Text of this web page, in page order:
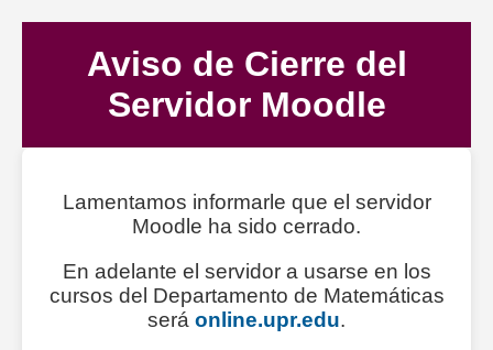
Aviso de Cierre del
Servidor Moodle
Lamentamos informarle que el servidor
Moodle ha sido cerrado.
En adelante el servidor a usarse en los
cursos del Departamento de Matemáticas
será online.upr.edu.